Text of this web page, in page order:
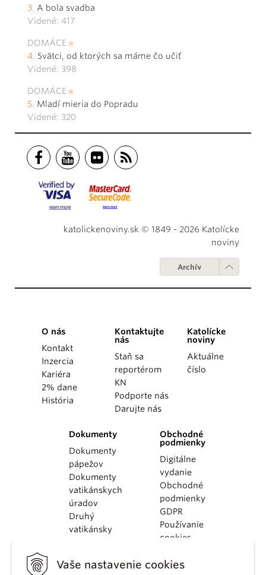
Vaše nastavenie cookies
A bola svadba
Videné: 417
DOMÁCE
Svätci, od ktorých sa máme čo učiť
Videné: 398
DOMÁCE
Mladí mieria do Popradu
Videné: 320
katolickenoviny.sk © 1849 - 2026 Katolícke
noviny
Archív
O nás
Kontakt
Inzercia
Kariéra
2% dane
História
Kontaktujte
nás
Staň sa
reportérom
KN
Podporte nás
Darujte nás
Katolícke
noviny
Aktuálne
číslo
Dokumenty
Dokumenty
pápežov
Dokumenty
vatikánskych
úradov
Druhý
vatikánsky
KBS
Obchodné
podmienky
Digitálne
vydanie
Obchodné
podmienky
GDPR
Používanie
cookies